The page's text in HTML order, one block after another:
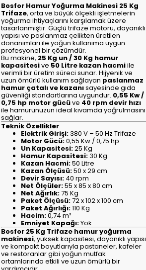
Bosfor Hamur Yoğurma Makinesi 25 Kg
Trifaze, orta ve büyük ölçekli işletmelerin
yoğurma ihtiyaçlarını karşılamak üzere
tasarlanmıştır. Güçlü trifaze motoru, dayanıklı
yapısı ve paslanmaz çelikten üretilen
donanımları ile yoğun kullanıma uygun
profesyonel bir çözümdür.
Bu makine, 25 Kg un / 30 Kg hamur
kapasitesive 50 Litre kazan hacmiile
verimli bir üretim süreci sunar. Hijyenik ve
uzun ömürlü kullanım sağlayan paslanmaz
hamur çatalı ve kazanısayesinde gıda
güvenliği standartlarına uygundur. 0,55 Kw /
0,75 hp motor gücüve 40 rpm devir hızı
ile hamurunuzun ideal kıvamda yoğrulmasını
sağlar.
Teknik Özellikler
Elektrik Girişi:380 V – 50 Hz Trifaze
Motor Gücü:0,55 Kw / 0,75 hp
Un Kapasitesi:25 Kg
Hamur Kapasitesi:30 Kg
Kazan Hacmi:50 Litre
Kazan Ölçüsü:50 x 29 cm
Devir Sayısı: 40 rpm
Net Ölçüler:55 x 85 x 80 cm
Net Ağırlık:75 Kg
Paket Ölçüsü:72 x 102 x 100 cm
Paket Ağırlığı:110 Kg
Hacim:0,74 m³
Emniyet Kapağı:Yok
Bosfor 25 Kg Trifaze hamur yoğurma
makinesi, yüksek kapasitesi, dayanıklı yapısı
ve kompakt boyutlarıyla pastaneler, kafeler
ve restoranlar gibi yoğun mutfak
ortamlarında etkili ve uzun ömürlü bir